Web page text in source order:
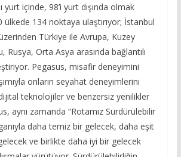
yurt içinde, 98’i yurt dışında olmak
134 noktaya ulaştırıyor; İstanbul
Türkiye ile Avrupa, Kuzey
Rusya, Orta Asya arasında bağlantılı
Pegasus, misafir deneyimini
onların seyahat deneyimlerini
teknolojiler ve benzersiz yenilikler
aynı zamanda “Rotamız Sürdürülebilir
daha temiz bir gelecek, daha eşit
ve birlikte daha iyi bir gelecek